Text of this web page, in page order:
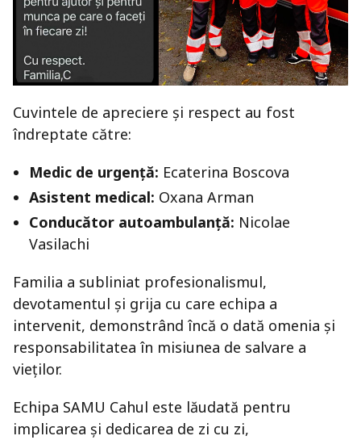
Cuvintele de apreciere și respect au fost
îndreptate către:
Medic de urgență: Ecaterina Boscova
Asistent medical: Oxana Arman
Conducător autoambulanță: Nicolae
Vasilachi
Familia a subliniat profesionalismul,
devotamentul și grija cu care echipa a
intervenit, demonstrând încă o dată omenia și
responsabilitatea în misiunea de salvare a
vieților.
Echipa SAMU Cahul este lăudată pentru
implicarea și dedicarea de zi cu zi,